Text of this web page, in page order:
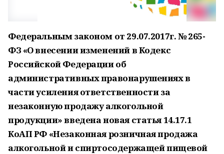
Федеральным законом от 29.07.2017г. № 265-
ФЗ «О внесении изменений в Кодекс
Российской Федерации об
административных правонарушениях в
части усиления ответственности за
незаконную продажу алкогольной
продукции» введена новая статья 14.17.1
КоАП РФ «Незаконная розничная продажа
алкогольной и спиртосодержащей пищевой